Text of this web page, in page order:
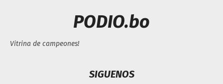
PODIO.bo
Vitrina de campeones!
SIGUENOS